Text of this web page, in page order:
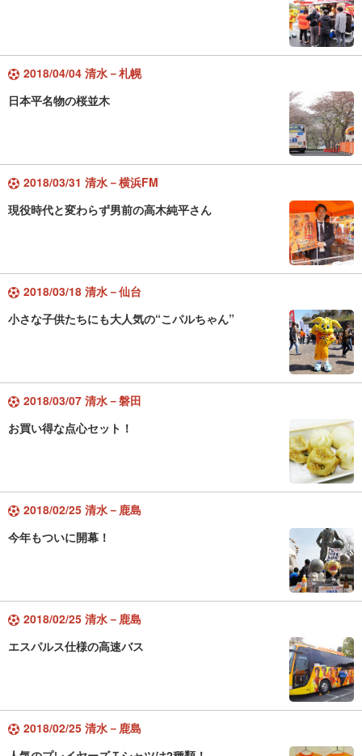
2018/04/04 清水－札幌
日本平名物の桜並木
2018/03/31 清水－横浜FM
現役時代と変わらず男前の高木純平さん
2018/03/18 清水－仙台
小さな子供たちにも大人気の“こパルちゃん”
2018/03/07 清水－磐田
お買い得な点心セット！
2018/02/25 清水－鹿島
今年もついに開幕！
2018/02/25 清水－鹿島
エスパルス仕様の高速バス
2018/02/25 清水－鹿島